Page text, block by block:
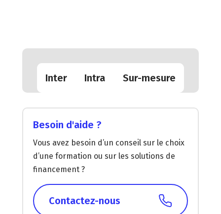
Inter Intra Sur-mesure
Besoin d'aide ?
Vous avez besoin d’un conseil sur le choix
d’une formation ou sur les solutions de
financement ?
Contactez-nous